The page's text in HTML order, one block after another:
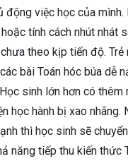
động việc học của
tính cách nhút nhát
theo kịp tiến độ. Trẻ
bài Toán hóc búa dễ
sinh lớn hơn có thêm
học hành bị xao nhãng.
thì học sinh sẽ
năng tiếp thu kiến thức